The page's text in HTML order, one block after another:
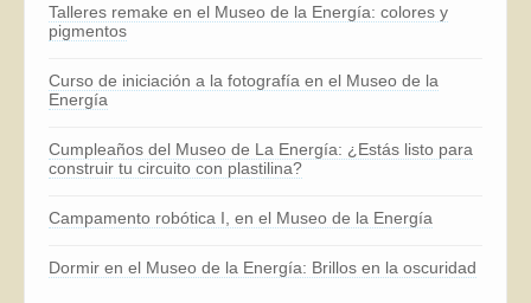
Talleres remake en el Museo de la Energía: colores y
pigmentos
Curso de iniciación a la fotografía en el Museo de la
Energía
Cumpleaños del Museo de La Energía: ¿Estás listo para
construir tu circuito con plastilina?
Campamento robótica I, en el Museo de la Energía
Dormir en el Museo de la Energía: Brillos en la oscuridad